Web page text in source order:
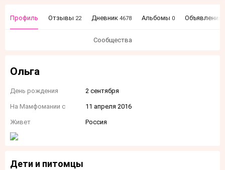
Профиль Отзывы 22 Дневник 4678 Альбомы 0 Объявления
Сообщества
Ольга
День рождения 2 сентября
На Мамфомании с 11 апреля 2016
Живет Россия
Дети и питомцы